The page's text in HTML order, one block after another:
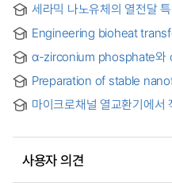
세라믹 나노유체의 열전달
Engineering bioheat
attributes of humans and
thermoelectrics
α-zirconium phosphate와
Preparation of stable
materials and
마이크로채널 열교환기에서
characteristics of
사용자 의견